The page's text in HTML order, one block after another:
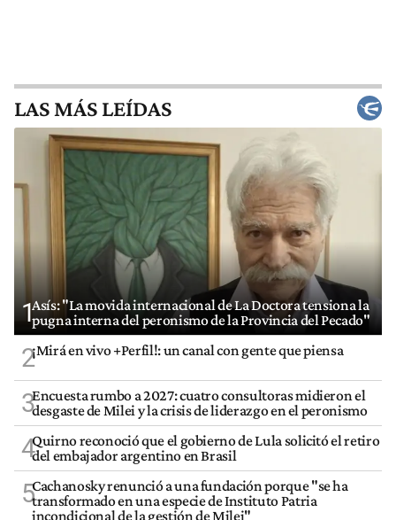
LAS MÁS LEÍDAS
1Asís: "La movida internacional de La Doctora tensiona la
pugna interna del peronismo de la Provincia del Pecado"
2¡Mirá en vivo +Perfil!: un canal con gente que piensa
3Encuesta rumbo a 2027: cuatro consultoras midieron el
desgaste de Milei y la crisis de liderazgo en el peronismo
4Quirno reconoció que el gobierno de Lula solicitó el retiro
del embajador argentino en Brasil
5Cachanosky renunció a una fundación porque "se ha
transformado en una especie de Instituto Patria
incondicional de la gestión de Milei"